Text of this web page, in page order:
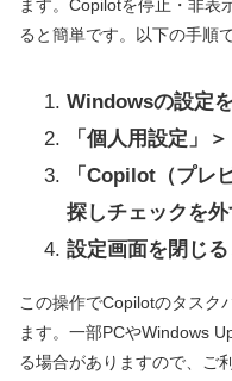
ます。Copilotを停止・非表
ると簡単です。以下の手順
Windowsの設定
「個人用設定」
「Copilot（プレ
探しチェックを
設定画面を閉じ
この操作でCopilotのタスク
ます。一部PCやWindows
る場合がありますので、ご